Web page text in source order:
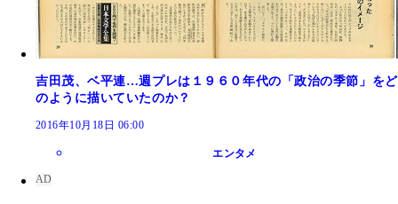
吉田茂、ベ平連…週プレは１９６０年代の「政治の季節」をど
のように描いていたのか？
2016年10月18日 06:00
エンタメ